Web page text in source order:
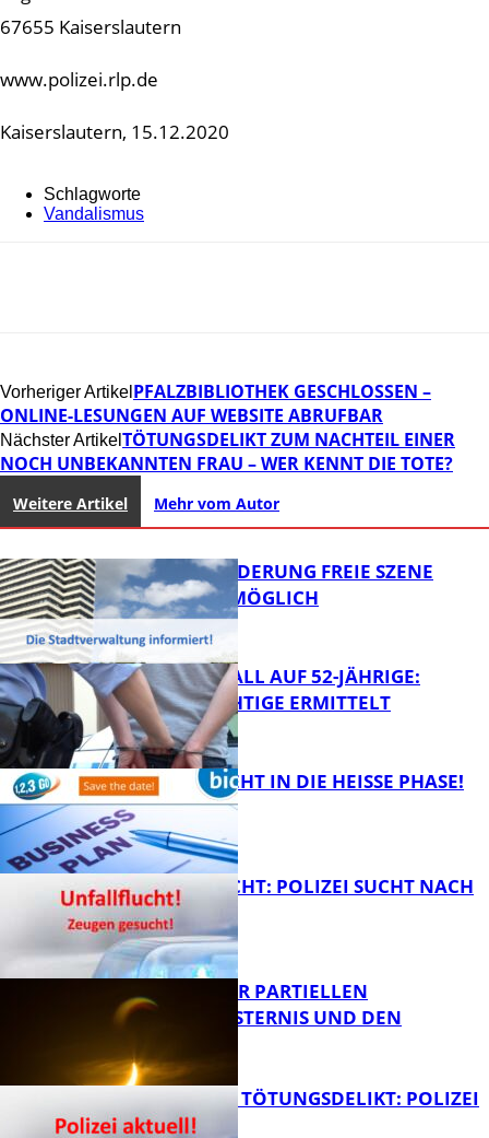
67655 Kaiserslautern
www.polizei.rlp.de
Kaiserslautern, 15.12.2020
Schlagworte
Vandalismus
Vorheriger Artikel PFALZBIBLIOTHEK GESCHLOSSEN –
ONLINE-LESUNGEN AUF WEBSITE ABRUFBAR
Nächster Artikel TÖTUNGSDELIKT ZUM NACHTEIL EINER
NOCH UNBEKANNTEN FRAU – WER KENNT DIE TOTE?
Weitere Artikel Mehr vom Autor
FB Kultur
PROJEKTFÖRDERUNG FREIE SZENE
WEITERHIN MÖGLICH
FB News
RAUBÜBERFALL AUF 52-JÄHRIGE:
TATVERDÄCHTIGE ERMITTELT
1,2,3 GO® GEHT IN DIE HEISSE PHASE!
UNFALLFLUCHT: POLIZEI SUCHT NACH
ZEUGEN
VORTRAG ZUR PARTIELLEN
SONNENFINSTERNIS UND DEN
PERSEIDEN
VERSUCHTES TÖTUNGSDELIKT: POLIZEI
ERMITTELT